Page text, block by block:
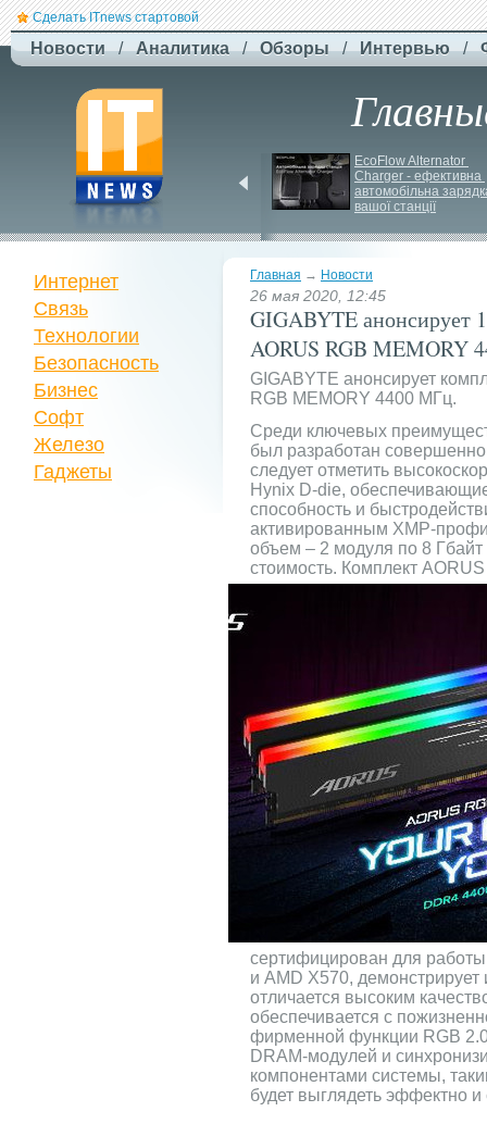
Сделать ITnews стартовой
Новости / Аналитика / Обзоры / Интервью /
повітряний штурм за
участю роботів
EcoFlow Alternator
Charger - ефективна
автомобільна
вашої станції
Главная → Новости
26 мая 2020, 12:45
GIGABYTE анонсирует
AORUS RGB MEMORY
GIGABYTE анонсирует
RGB MEMORY 4400 МГц.
Среди ключевых
был разработан
следует отметить
Hynix D-die,
способность и
активированным XMP-
объем – 2 модуля по 8
стоимость. Комплект
сертифицирован для
и AMD X570, демонстрирует
отличается высоким
обеспечивается с
фирменной функции RGB
DRAM-модулей и
компонентами системы,
будет выглядеть эффектно и
Интернет
Связь
Технологии
Безопасность
Бизнес
Софт
Железо
Гаджеты